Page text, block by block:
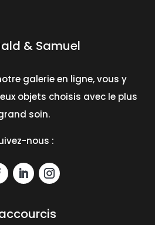
& Samuel
galerie en ligne, vous y
objets choisis avec le plus
soin.
nous :